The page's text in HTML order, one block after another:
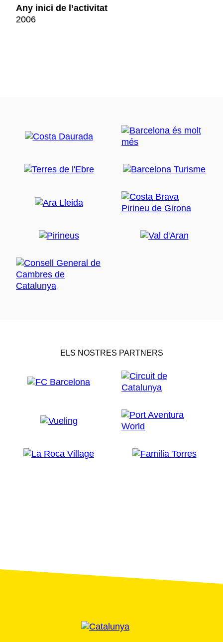
Any inici de l’activitat
2006
ELS NOSTRES PARTNERS